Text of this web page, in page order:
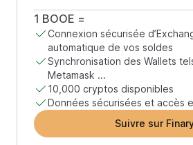
1 BOOE =
Connexion sécurisée
automatique de vos soldes
Synchronisation des Wallets
Metamask ...
10,000 cryptos disponibles
Données sécurisées et accès
Suivre sur